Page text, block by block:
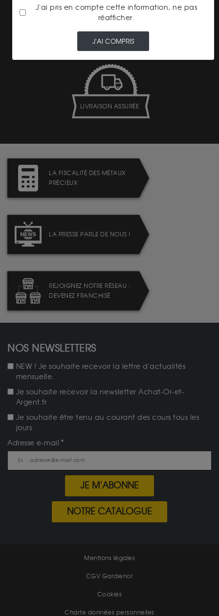
PRIX
LIVRAISON ASSURÉE
LA FISCALITÉ DES MÉTAUX
PRÉCIEUX
LA PRESSE PARLE DE NOUS !
REJOIGNEZ NOTRE RÉSEAU :
DEVENEZ FRANCHISÉ
NOS NEWSLETTERS
NEW ! Je souhaite recevoir la lettre d'actualités
mensuelle.
Je souhaite recevoir la newsletter Achat-Or-et-
Argent.fr
Je souhaite être tenu au courant des cours tous les
jours.
Adresse e-mail
JE M'ABONNE
NOTRE CATALOGUE
Mentions légales
CGV Gardienor
Cookies
Charte données personnelles
J'ai pris en compte cette information, ne pas
réafficher.
J'AI COMPRIS